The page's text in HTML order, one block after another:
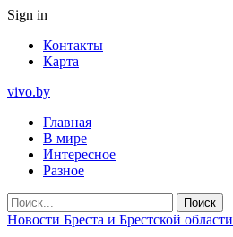
Sign in
Контакты
Карта
vivo.by
Главная
В мире
Интересное
Разное
Новости Бреста и Брестской области